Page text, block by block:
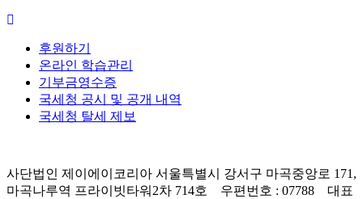
후원하기
온라인 학습관리
기부금영수증
국세청 공시 및 공개 내역
국세청 탈세 제보
사단법인 제이에이코리아 서울특별시 강서구 마곡중앙로 171,
마곡나루역 프라이빗타워2차 714호 우편번호 : 07788 대표